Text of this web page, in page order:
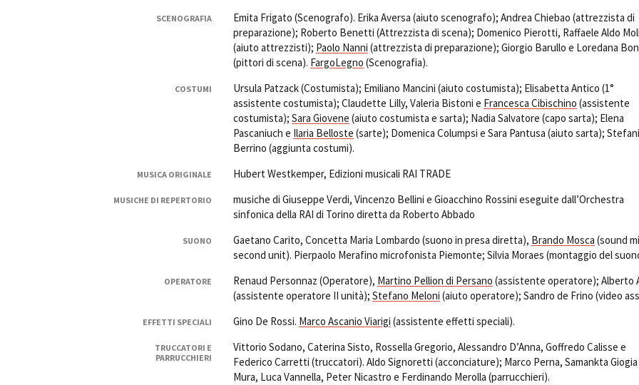
SCENOGRAFIA
Emita Frigato (Scenografo). Erika Aversa (aiuto scenografo); Andrea Chiebao (attrezzista di
preparazione); Roberto Benetti (Attrezzista di scena); Domenico Pierotti, Raffaele Aldo
(aiuto attrezzisti); Paolo Nanni (attrezzista di preparazione); Giorgio Barullo e Loredana
(pittori di scena). FargoLegno (Scenografia).
COSTUMI
Ursula Patzack (Costumista); Emiliano Mancini (aiuto costumista); Elisabetta Antico (1°
assistente costumista); Claudette Lilly, Valeria Bistoni e Francesca Cibischino (assistente
costumista); Sara Giovene (aiuto costumista e sarta); Nadia Salvatore (capo sarta); Elena
Pascaniuch e Ilaria Belloste (sarte); Domenica Columpsi e Sara Pantusa (aiuto sarta);
Berrino (aggiunta costumi).
MUSICA ORIGINALE Hubert Westkemper, Edizioni musicali RAI TRADE
MUSICHE DI REPERTORIO
musiche di Giuseppe Verdi, Vincenzo Bellini e Gioacchino Rossini eseguite dall’Orchestra
sinfonica della RAI di Torino diretta da Roberto Abbado
SUONO Gaetano Carito, Concetta Maria Lombardo (suono in presa diretta), Brando Mosca (sound
second unit). Pierpaolo Merafino microfonista Piemonte; Silvia Moraes (montaggio del
OPERATORE Renaud Personnaz (Operatore), Martino Pellion di Persano (assistente operatore); Alberto
(assistente operatore II unità); Stefano Meloni (aiuto operatore); Sandro de Frino (video
EFFETTI SPECIALI Gino De Rossi. Marco Ascanio Viarigi (assistente effetti speciali).
TRUCCATORI E
PARRUCCHIERI
Vittorio Sodano, Caterina Sisto, Rossella Gregorio, Alessandro D’Anna, Goffredo Calisse e
Federico Carretti (truccatori). Aldo Signoretti (acconciature); Marco Perna, Samankta Giogia
Mura, Luca Vannella, Peter Nicastro e Ferdinando Merolla (parrucchieri).